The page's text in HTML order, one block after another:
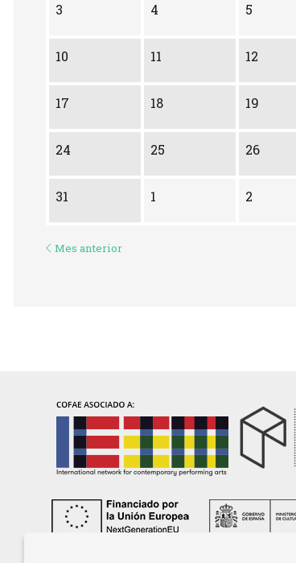
3 4 5
10 11 12
17 18 19
24 25 26
31 1 2
Mes anterior